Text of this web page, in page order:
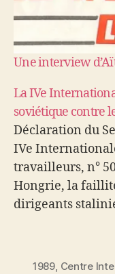
Une interview
La IVe
soviétique contre
Déclaration du
IVe
travailleurs, n°
Hongrie, la
dirigeants
aux aspirations
1989, Centre